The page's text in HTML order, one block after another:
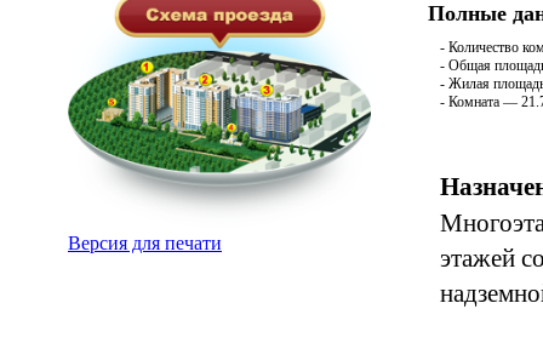
Версия для печати
Полные
- Количество
- Общая
- Жилая
- Комната —
этажей